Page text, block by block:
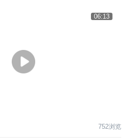
06:13
752浏览